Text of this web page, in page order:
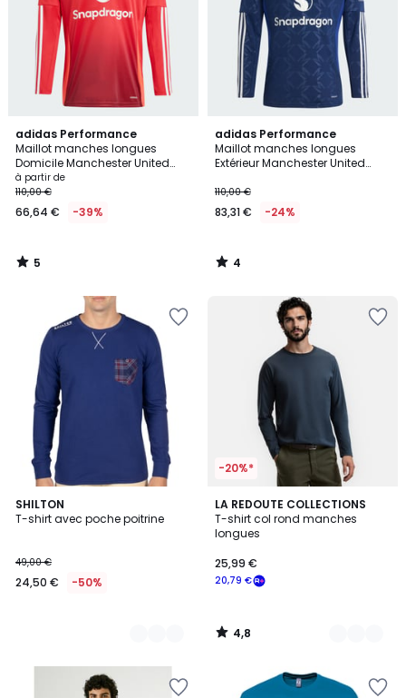
adidas Performance
Maillot manches longues
Domicile Manchester United
24/25
à partir de
110,00 €
66,64 € -39%
5
/
5
5
/
adidas Performance
Maillot manches longues
Extérieur Manchester United
110,00 €
83,31 € -24%
4
/
5
4
/
SHILTON
T-shirt avec poche poitrine
49,00 €
24,50 € -50%
3
Couleurs
-20%*
LA REDOUTE COLLECTIONS
T-shirt col rond manches
longues
20,79 €
25,99 €
4,8
/ 5
5
Couleurs
4,8
/